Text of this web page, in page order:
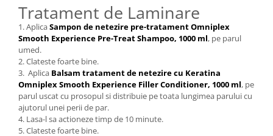
Tratament de Laminare
1. AplicaSampon de netezire pre-tratament Omniplex
Smooth Experience Pre-Treat Shampoo, 1000 ml, pe parul
umed.
2. Clateste foarte bine.
3. Aplica Balsam tratament de netezire cu Keratina
Omniplex Smooth Experience Filler Conditioner, 1000 ml, pe
parul uscat cu prosopul si distribuie pe toata lungimea parului cu
ajutorul unei perii de par.
4. Lasa-l sa actioneze timp de 10 minute.
5. Clateste foarte bine.